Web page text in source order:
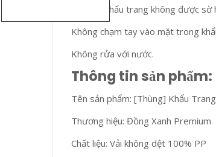
Khi đeo khẩu trang không được
Không chạm tay vào mặt trong
Không rửa với nước.
Thông tin sản phẩm:
Tên sản phẩm: [Thùng] Khẩu
Thương hiệu: Đồng Xanh Premium
Chất liệu: Vải không dệt 100% PP